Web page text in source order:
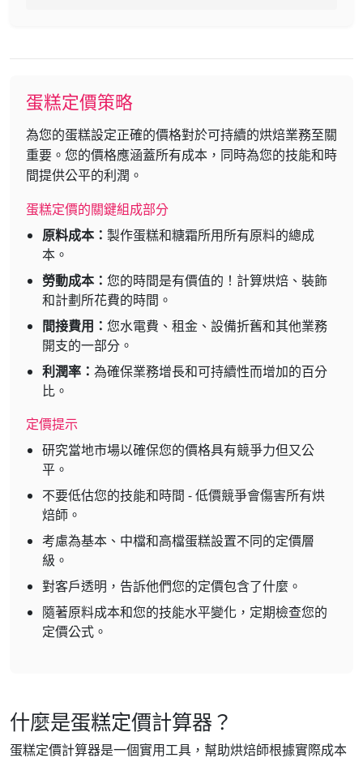
蛋糕定價策略
為您的蛋糕設定正確的價格對於可持續的烘焙業務至關
重要。您的價格應涵蓋所有成本，同時為您的技能和時
間提供公平的利潤。
蛋糕定價的關鍵組成部分
原料成本： 製作蛋糕和糖霜所用所有原料的總成
本。
勞動成本： 您的時間是有價值的！計算烘焙、裝飾
和計劃所花費的時間。
間接費用： 您水電費、租金、設備折舊和其他業務
開支的一部分。
利潤率： 為確保業務增長和可持續性而增加的百分
比。
定價提示
研究當地市場以確保您的價格具有競爭力但又公
平。
不要低估您的技能和時間 - 低價競爭會傷害所有烘
焙師。
考慮為基本、中檔和高檔蛋糕設置不同的定價層
級。
對客戶透明，告訴他們您的定價包含了什麼。
隨著原料成本和您的技能水平變化，定期檢查您的
定價公式。
什麼是蛋糕定價計算器？
蛋糕定價計算器是一個實用工具，幫助烘焙師根據實際成本